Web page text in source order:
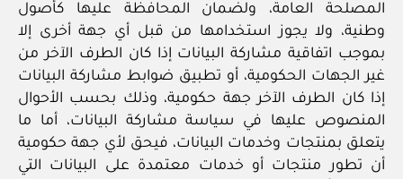
المصلحة العامة، ولضمان المحافظة عليها كأصول
وطنية، ولا يجوز استخدامها من قبل أي جهة أخرى إلا
بموجب اتفاقية مشاركة البيانات إذا كان الطرف الآخر من
غير الجهات الحكومية، أو تطبيق ضوابط مشاركة البيانات
إذا كان الطرف الآخر جهة حكومية، وذلك بحسب الأحوال
المنصوص عليها في سياسة مشاركة البيانات، أما ما
يتعلق بمنتجات وخدمات البيانات، فيحق لأي جهة حكومية
أن تطور منتجات أو خدمات معتمدة على البيانات التي